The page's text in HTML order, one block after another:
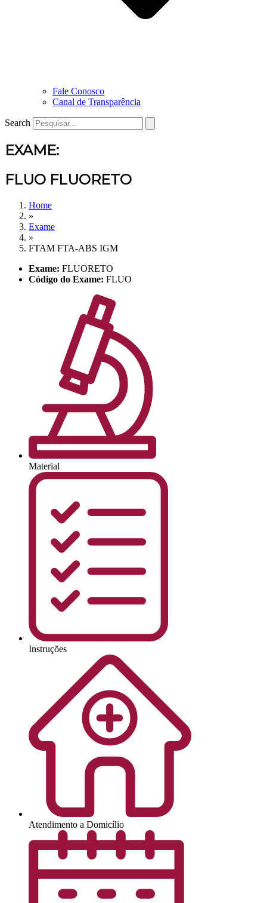
Fale Conosco
Canal de Transparência
Search
EXAME:
FLUO FLUORETO
Home
»
Exame
»
FTAM FTA-ABS IGM
Exame: FLUORETO
Código do Exame: FLUO
Material
Instruções
Atendimento a Domicílio